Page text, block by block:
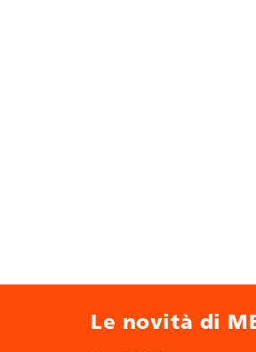
Le novità di